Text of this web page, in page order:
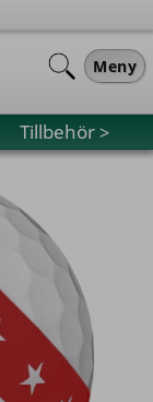
Meny
Tillbehör >